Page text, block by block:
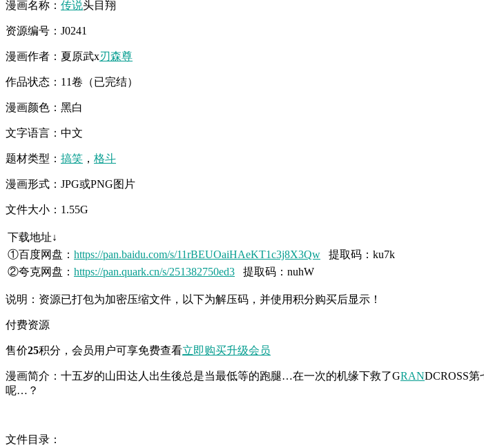
漫画名称： 传说头目翔
资源编号：J0241
漫画作者：夏原武x刃森尊
作品状态：11卷（已完结）
漫画颜色：黑白
文字语言：中文
题材类型： 搞笑 ， 格斗
漫画形式：JPG或PNG图片
文件大小：1.55G
下载地址↓
①百度网盘： https://pan.baidu.com/s/11rBEUOaiHAeKT1c3j8X3Qw 提取码：ku7k
②夸克网盘： https://pan.quark.cn/s/251382750ed3 提取码：nuhW
说明：资源已打包为加密压缩文件，以下为解压码，并使用积分购买后显示！
付费资源
售价25积分 ，会员用户可享免费查看立即购买升级会员
漫画简介：十五岁的山田达人出生後总是当最低等的跑腿…在一次的机缘下救了GRANDCROSS
呢…？
文件目录：